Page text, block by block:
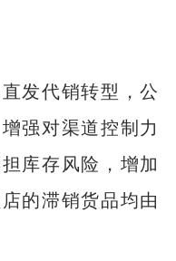
发代销转型，公
强对渠道控制力
库存风险，增加
的滞销货品均由